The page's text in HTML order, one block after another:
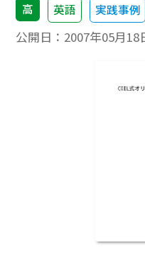
高 英語 実践事例
公開日： 2007年05月18